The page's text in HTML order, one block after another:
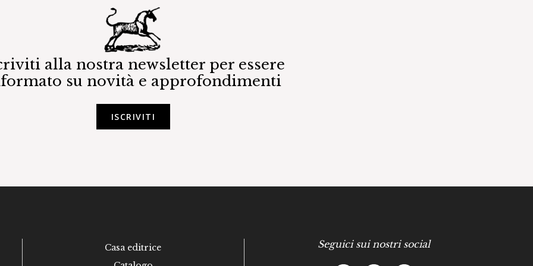
alla nostra newsletter per essere
su novità e approfondimenti
ISCRIVITI
Casa editrice
Seguici sui nostri social